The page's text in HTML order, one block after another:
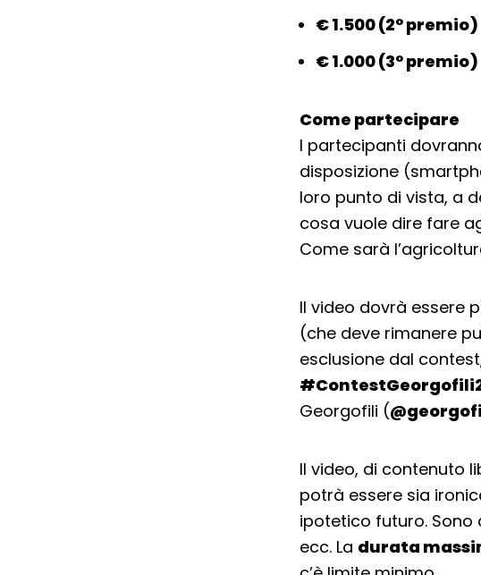
€ 1.500 (2° premio)
€ 1.000 (3° premio)
Come partecipare
I partecipanti
disposizione
loro punto di vista, a
cosa vuole dire fare
Come sarà
Il video dovrà essere
(che deve rimanere
esclusione dal
Georgofili (
Il video, di contenuto
potrà essere sia
ipotetico futuro. Sono
ecc. La durata